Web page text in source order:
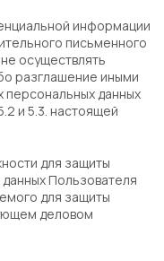
информации
письменного
осуществлять
разглашение иными
данных
и 5.3. настоящей
для защиты
Пользователя
для защиты
деловом